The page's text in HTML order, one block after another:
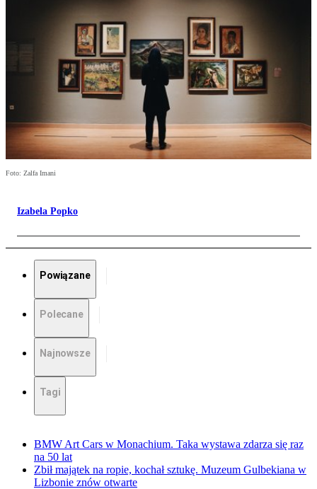
Foto: Zalfa Imani
Izabela Popko
Powiązane
Polecane
Najnowsze
Tagi
BMW Art Cars w Monachium. Taka wystawa zdarza się raz
na 50 lat
Zbił majątek na ropie, kochał sztukę. Muzeum Gulbekiana w
Lizbonie znów otwarte